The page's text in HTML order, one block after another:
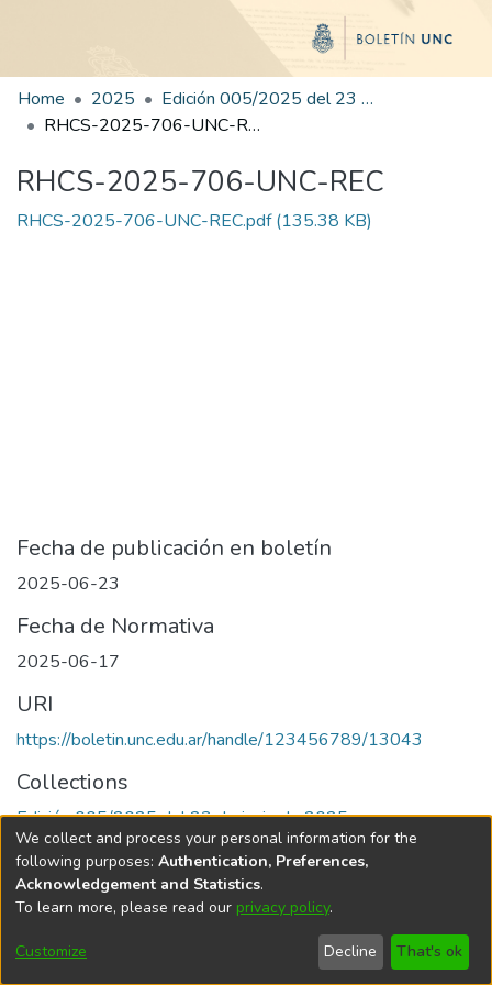
Home 2025
Edición 005/2025 del 23 de junio de 2025
RHCS-2025-706-UNC-REC
RHCS-2025-706-UNC-REC
RHCS-2025-706-UNC-REC.pdf(135.38 KB)
Fecha de publicación en boletín
2025-06-23
Fecha de Normativa
2025-06-17
URI
https://boletin.unc.edu.ar/handle/123456789/13043
Collections
Edición 005/2025 del 23 de junio de 2025
Universidad Nacional de Córdoba
We collect and process your personal information for the
following purposes: Authentication, Preferences,
Acknowledgement and Statistics.
To learn more, please read our privacy policy.
Customize Decline That's ok